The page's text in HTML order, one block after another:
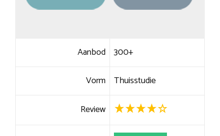
Aanbod 300+
Vorm Thuisstudie
Review